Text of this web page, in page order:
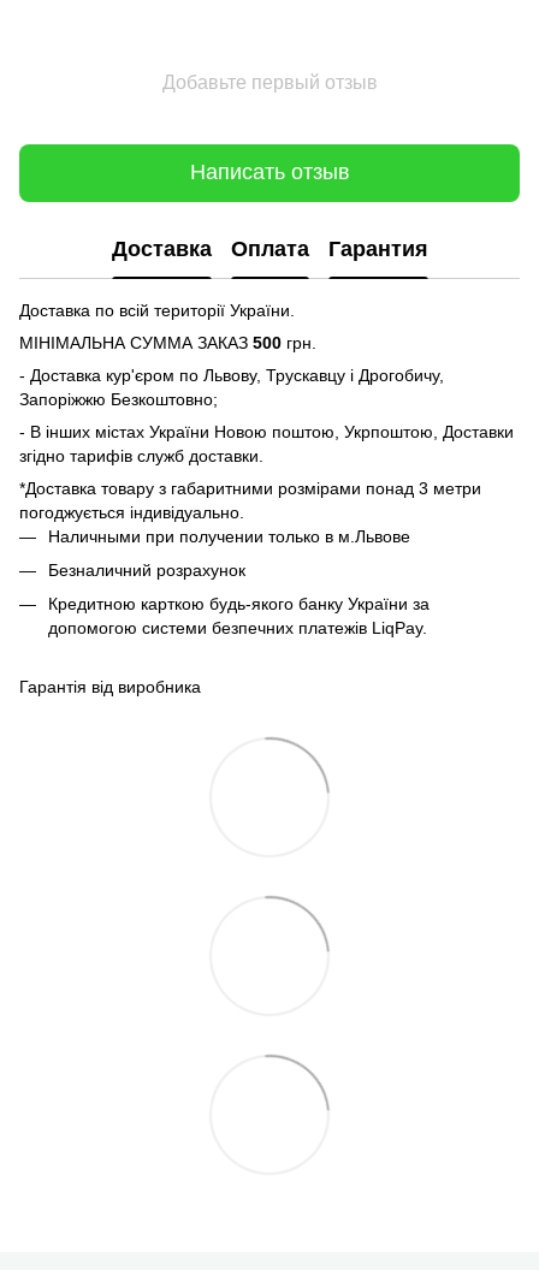
Добавьте первый отзыв
Написать отзыв
Доставка Оплата Гарантия
Доставка по всій території України.
МІНІМАЛЬНА СУММА ЗАКАЗ 500 грн.
- Доставка кур'єром по Львову, Трускавцу і Дрогобичу,
Запоріжжю Безкоштовно;
- В інших містах України Новою поштою, Укрпоштою, Доставки
згідно тарифів служб доставки.
*Доставка товару з габаритними розмірами понад 3 метри
погоджується індивідуально.
Наличными при получении только в м.Львове
Безналичний розрахунок
Кредитною карткою будь-якого банку України за
допомогою системи безпечних платежів LiqPay.
Гарантія від виробника